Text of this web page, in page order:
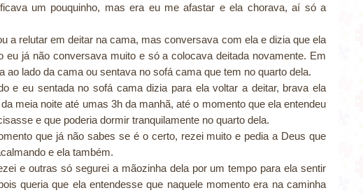
um pouquinho, mas era eu me afastar e ela chorava, aí só a
a relutar em deitar na cama, mas conversava com ela e dizia que ela
eu já não conversava muito e só a colocava deitada novamente. Em
ao lado da cama ou sentava no sofá cama que tem no quarto dela.
e eu sentada no sofá cama dizia para ela voltar a deitar, brava ela
meia noite até umas 3h da manhã, até o momento que ela entendeu
e que poderia dormir tranquilamente no quarto dela.
que já não sabes se é o certo, rezei muito e pedia a Deus que
e ela também.
e outras só segurei a mãozinha dela por um tempo para ela sentir
queria que ela entendesse que naquele momento era na caminha